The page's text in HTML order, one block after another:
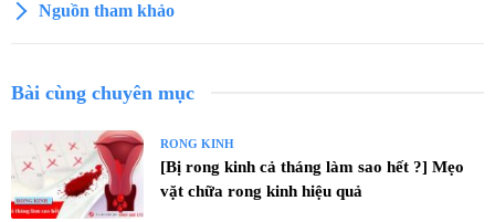
Nguồn tham khảo
Bài cùng chuyên mục
RONG KINH
[Bị rong kinh cả tháng làm sao hết ?] Mẹo
vặt chữa rong kinh hiệu quả